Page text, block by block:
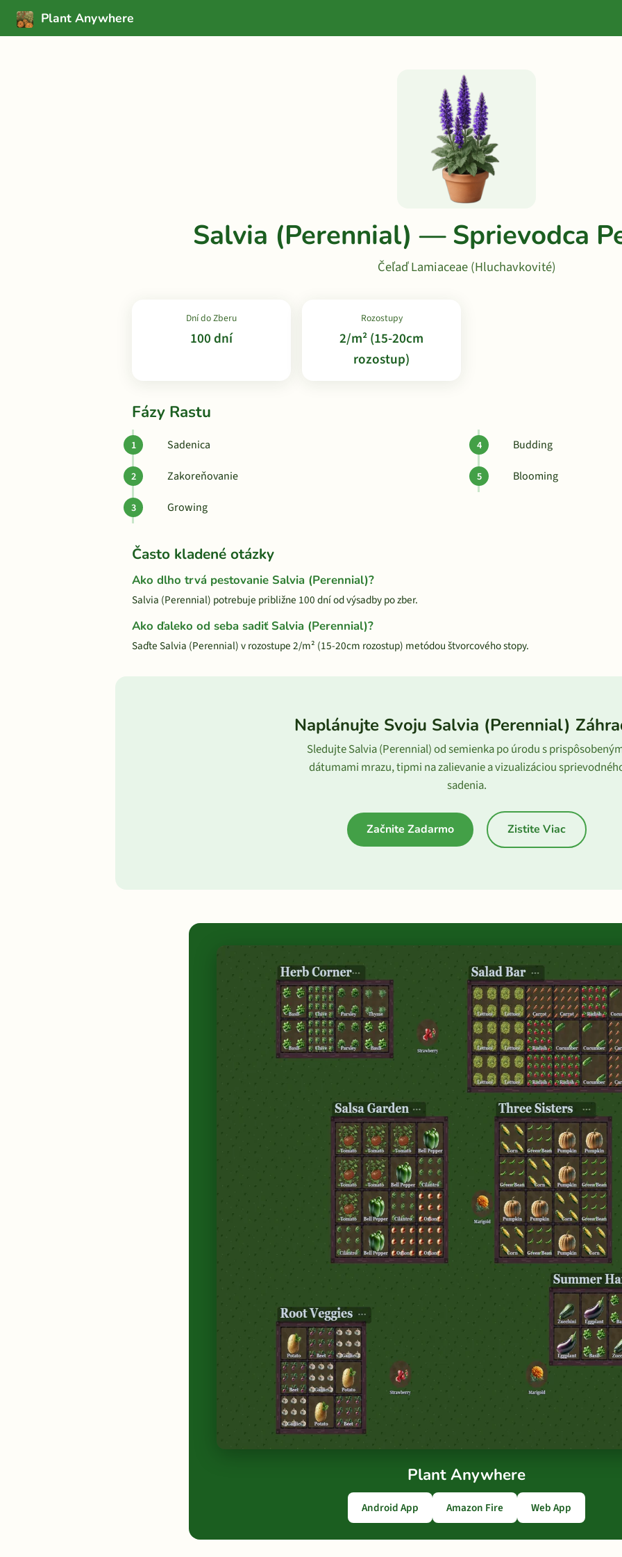
Plant Anywhere
Salvia (Perennial) — Sprievodca
Čeľaď Lamiaceae (Hluchavkovité)
Dní do Zberu
100 dní
Rozostupy
2/m² (15-20cm
rozostup)
Fázy Rastu
Sadenica
Zakoreňovanie
Growing
Budding
Blooming
Často kladené otázky
Ako dlho trvá pestovanie Salvia (Perennial)?
Salvia (Perennial) potrebuje približne 100 dní od výsadby po zber.
Ako ďaleko od seba sadiť Salvia (Perennial)?
Saďte Salvia (Perennial) v rozostupe 2/m² (15-20cm rozostup) metódou štvorcového stopy.
Naplánujte Svoju Salvia (Perennial)
Sledujte Salvia (Perennial) od semienka po úrodu s
dátumami mrazu, tipmi na zalievanie a vizualizáciou
sadenia.
Začnite Zadarmo Zistite Viac
Plant Anywhere
Android App Amazon Fire Web App